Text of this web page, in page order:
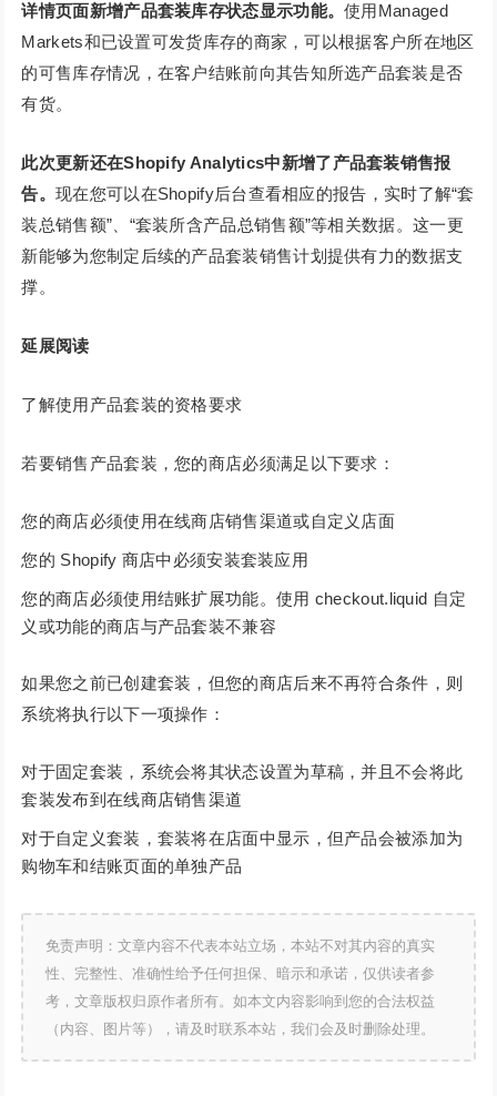
详情页面新增产品套装库存状态显示功能。使用Managed
Markets和已设置可发货库存的商家，可以根据客户所在地区
的可售库存情况，在客户结账前向其告知所选产品套装是否
有货。
此次更新还在Shopify Analytics中新增了产品套装销售报
告。现在您可以在Shopify后台查看相应的报告，实时了解“套
装总销售额”、“套装所含产品总销售额”等相关数据。这一更
新能够为您制定后续的产品套装销售计划提供有力的数据支
撑。
延展阅读
了解使用产品套装的资格要求
若要销售产品套装，您的商店必须满足以下要求：
您的商店必须使用在线商店销售渠道或自定义店面
您的 Shopify 商店中必须安装套装应用
您的商店必须使用结账扩展功能。使用 checkout.liquid 自定
义或功能的商店与产品套装不兼容
如果您之前已创建套装，但您的商店后来不再符合条件，则
系统将执行以下一项操作：
对于固定套装，系统会将其状态设置为草稿，并且不会将此
套装发布到在线商店销售渠道
对于自定义套装，套装将在店面中显示，但产品会被添加为
购物车和结账页面的单独产品
免责声明：文章内容不代表本站立场，本站不对其内容的真实
性、完整性、准确性给予任何担保、暗示和承诺，仅供读者参
考，文章版权归原作者所有。如本文内容影响到您的合法权益
（内容、图片等），请及时联系本站，我们会及时删除处理。